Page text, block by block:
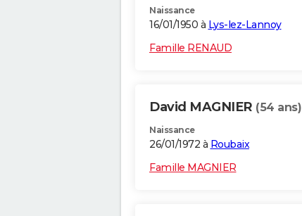
Naissance
16/01/1950 à Lys-lez-Lannoy
Famille RENAUD
David MAGNIER (54 ans)
Naissance
26/01/1972 à Roubaix
Famille MAGNIER